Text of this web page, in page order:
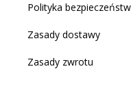
Polityka
Zasady dostawy
Zasady zwrotu